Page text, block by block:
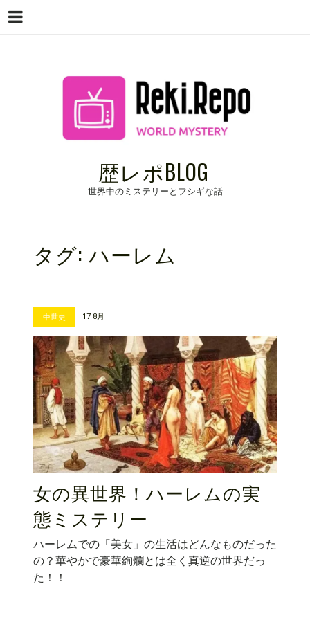
歴レポBLOG
世界中のミステリーとフシギな話
タグ: ハーレム
中世史 17 8月
女の異世界！ハーレムの実
態ミステリー
ハーレムでの「美女」の生活はどんなものだった
の？華やかで豪華絢爛とは全く真逆の世界だっ
た！！
Menu